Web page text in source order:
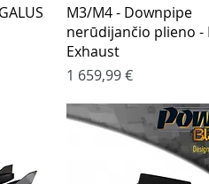
Greita peržiūra
M3/M4 - Downpipe
nerūdijančio plieno -
Exhaust
Kaina
1 659,99 €